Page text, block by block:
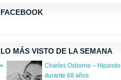
FACEBOOK
LO MÁS VISTO DE LA SEMANA
Charles Osborne – Hipando
durante 68 años